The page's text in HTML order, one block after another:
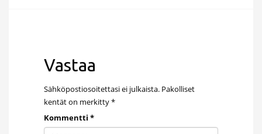
Vastaa
Sähköpostiosoitettasi ei julkaista. Pakolliset
kentät on merkitty*
Kommentti *